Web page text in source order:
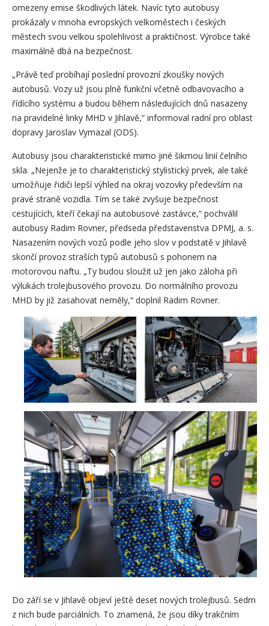
omezeny emise škodlivých látek. Navíc tyto autobusy
prokázaly v mnoha evropských velkoměstech i českých
městech svou velkou spolehlivost a praktičnost. Výrobce také
maximálně dbá na bezpečnost.
„Právě teď probíhají poslední provozní zkoušky nových
autobusů. Vozy už jsou plně funkční včetně odbavovacího a
řídícího systému a budou během následujících dnů nasazeny
na pravidelné linky MHD v Jihlavě,“ informoval radní pro oblast
dopravy Jaroslav Vymazal (ODS).
Autobusy jsou charakteristické mimo jiné šikmou linií čelního
skla. „Nejenže je to charakteristický stylistický prvek, ale také
umožňuje řidiči lepší výhled na okraj vozovky především na
pravé straně vozidla. Tím se také zvyšuje bezpečnost
cestujících, kteří čekají na autobusové zastávce,“ pochválil
autobusy Radim Rovner, předseda představenstva DPMJ, a. s.
Nasazením nových vozů podle jeho slov v podstatě v Jihlavě
skončí provoz straších typů autobusů s pohonem na
motorovou naftu. „Ty budou sloužit už jen jako záloha při
výlukách trolejbusového provozu. Do normálního provozu
MHD by již zasahovat neměly,“ doplnil Radim Rovner.
Do září se v Jihlavě objeví ještě deset nových trolejbusů. Sedm
z nich bude parciálních. To znamená, že jsou díky trakčním